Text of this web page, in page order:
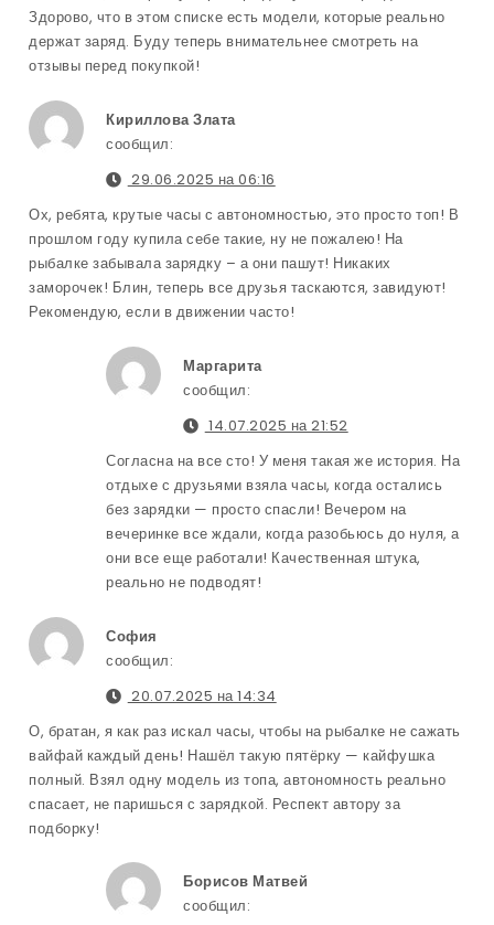
Здорово, что в этом списке есть модели, которые реально
держат заряд. Буду теперь внимательнее смотреть на
отзывы перед покупкой!
Кириллова Злата
сообщил:
29.06.2025 на 06:16
Ох, ребята, крутые часы с автономностью, это просто топ! В
прошлом году купила себе такие, ну не пожалею! На
рыбалке забывала зарядку – а они пашут! Никаких
заморочек! Блин, теперь все друзья таскаются, завидуют!
Рекомендую, если в движении часто!
Маргарита
сообщил:
14.07.2025 на 21:52
Согласна на все сто! У меня такая же история. На
отдыхе с друзьями взяла часы, когда остались
без зарядки — просто спасли! Вечером на
вечеринке все ждали, когда разобьюсь до нуля, а
они все еще работали! Качественная штука,
реально не подводят!
София
сообщил:
20.07.2025 на 14:34
О, братан, я как раз искал часы, чтобы на рыбалке не сажать
вайфай каждый день! Нашёл такую пятёрку — кайфушка
полный. Взял одну модель из топа, автономность реально
спасает, не паришься с зарядкой. Респект автору за
подборку!
Борисов Матвей
сообщил: